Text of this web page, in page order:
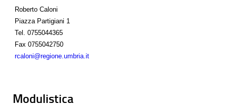
Roberto Caloni
Piazza Partigiani 1
Tel.
0755044365
Fax 0755042750
rcaloni@regione.umbria.it
Modulistica